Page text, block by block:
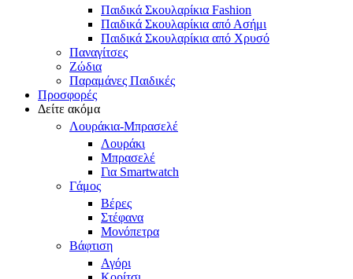
Παιδικά Σκουλαρίκια Fashion
Παιδικά Σκουλαρίκια από Ασήμι
Παιδικά Σκουλαρίκια από Χρυσό
Παναγίτσες
Ζώδια
Παραμάνες Παιδικές
Προσφορές
Δείτε ακόμα
Λουράκια-Μπρασελέ
Λουράκι
Μπρασελέ
Για Smartwatch
Γάμος
Βέρες
Στέφανα
Μονόπετρα
Βάφτιση
Αγόρι